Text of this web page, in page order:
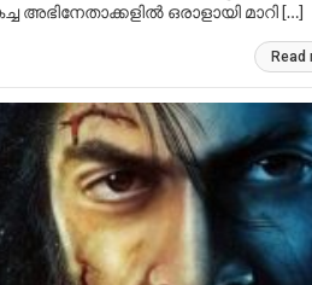
ഒരാളായി മാറി […]
Read